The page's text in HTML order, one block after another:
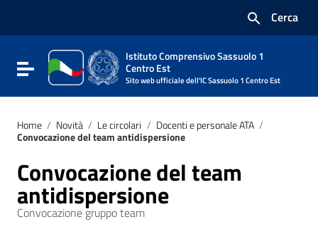
Vai al footer
Cerca
Attiva / disattiva la navigazione
Istituto Comprensivo Sassuolo 1
Centro Est
Sito web ufficiale dell'IC Sassuolo 1 Centro Est
Home / Novità / Le circolari / Docenti e personale ATA /
Convocazione del team antidispersione
Convocazione del team
antidispersione
Convocazione gruppo team